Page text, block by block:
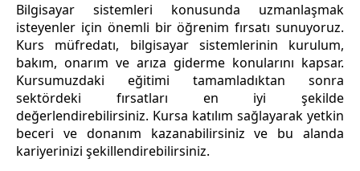
Bilgisayar sistemleri konusunda uzmanlaşmak
isteyenler için önemli bir öğrenim fırsatı sunuyoruz.
Kurs müfredatı, bilgisayar sistemlerinin kurulum,
bakım, onarım ve arıza giderme konularını kapsar.
Kursumuzdaki eğitimi tamamladıktan sonra
sektördeki fırsatları en iyi şekilde
değerlendirebilirsiniz. Kursa katılım sağlayarak yetkin
beceri ve donanım kazanabilirsiniz ve bu alanda
kariyerinizi şekillendirebilirsiniz.